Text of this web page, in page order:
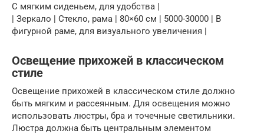
С мягким сиденьем, для удобства |
| Зеркало | Стекло, рама | 80×60 см | 5000-30000 | В
фигурной раме, для визуального увеличения |
Освещение прихожей в классическом
стиле
Освещение прихожей в классическом стиле должно
быть мягким и рассеянным. Для освещения можно
использовать люстры, бра и точечные светильники.
Люстра должна быть центральным элементом